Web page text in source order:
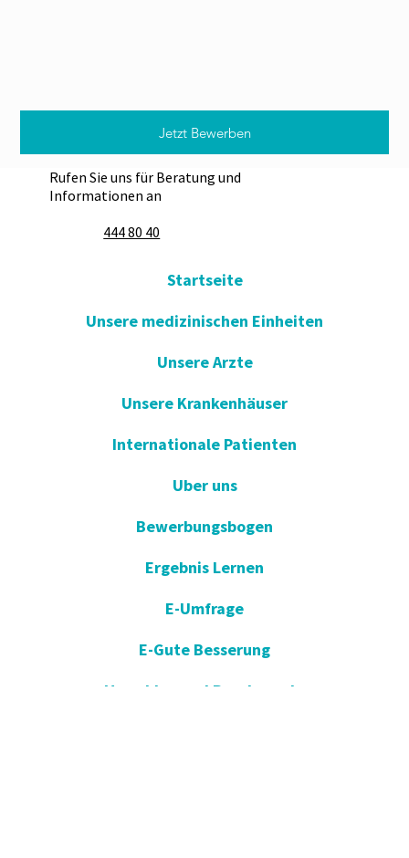
Jetzt Bewerben
Rufen Sie uns für Beratung und
Informationen an
444 80 40
Startseite
Unsere medizinischen Einheiten
Unsere Arzte
Unsere Krankenhäuser
Internationale Patienten
Uber uns
Bewerbungsbogen
Ergebnis Lernen
E-Umfrage
E-Gute Besserung
Vorschlag und Beschwerde